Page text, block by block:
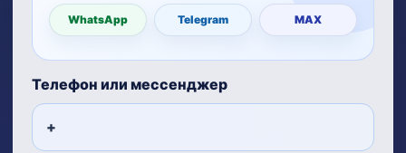
WhatsApp Telegram MAX
Телефон или мессенджер